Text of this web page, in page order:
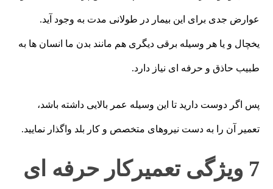
عوارض جدی برای این بیمار در طولانی مدت به وجود آید.
یخچال و یا هر وسیله برقی دیگری هم مانند بدن ما انسان ها به
طبیب حاذق و حرفه ای نیاز دارد.
پس اگر دوست دارید تا این وسیله عمر بالایی داشته باشد،
تعمیر آن را به دست نیروهای متخصص و کار بلد واگذار نمایید.
7 ویژگی تعمیرکار حرفه ای